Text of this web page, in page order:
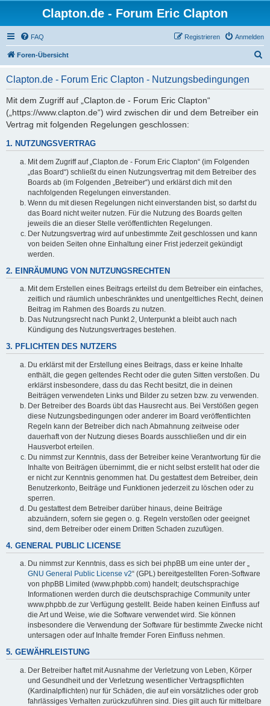
Clapton.de - Forum Eric Clapton
FAQ Anmelden
Registrieren
Foren-Übersicht
Clapton.de - Forum Eric Clapton - Nutzungsbedingungen
Mit dem Zugriff auf „Clapton.de - Forum Eric Clapton“
(„https://www.clapton.de“) wird zwischen dir und dem Betreiber ein
Vertrag mit folgenden Regelungen geschlossen:
1. NUTZUNGSVERTRAG
Mit dem Zugriff auf „Clapton.de - Forum Eric Clapton“ (im Folgenden
„das Board“) schließt du einen Nutzungsvertrag mit dem Betreiber des
Boards ab (im Folgenden „Betreiber“) und erklärst dich mit den
nachfolgenden Regelungen einverstanden.
Wenn du mit diesen Regelungen nicht einverstanden bist, so darfst du
das Board nicht weiter nutzen. Für die Nutzung des Boards gelten
jeweils die an dieser Stelle veröffentlichten Regelungen.
Der Nutzungsvertrag wird auf unbestimmte Zeit geschlossen und kann
von beiden Seiten ohne Einhaltung einer Frist jederzeit gekündigt
werden.
2. EINRÄUMUNG VON NUTZUNGSRECHTEN
Mit dem Erstellen eines Beitrags erteilst du dem Betreiber ein einfaches,
zeitlich und räumlich unbeschränktes und unentgeltliches Recht, deinen
Beitrag im Rahmen des Boards zu nutzen.
Das Nutzungsrecht nach Punkt 2, Unterpunkt a bleibt auch nach
Kündigung des Nutzungsvertrages bestehen.
3. PFLICHTEN DES NUTZERS
Du erklärst mit der Erstellung eines Beitrags, dass er keine Inhalte
enthält, die gegen geltendes Recht oder die guten Sitten verstoßen. Du
erklärst insbesondere, dass du das Recht besitzt, die in deinen
Beiträgen verwendeten Links und Bilder zu setzen bzw. zu verwenden.
Der Betreiber des Boards übt das Hausrecht aus. Bei Verstößen gegen
diese Nutzungsbedingungen oder anderer im Board veröffentlichten
Regeln kann der Betreiber dich nach Abmahnung zeitweise oder
dauerhaft von der Nutzung dieses Boards ausschließen und dir ein
Hausverbot erteilen.
Du nimmst zur Kenntnis, dass der Betreiber keine Verantwortung für die
Inhalte von Beiträgen übernimmt, die er nicht selbst erstellt hat oder die
er nicht zur Kenntnis genommen hat. Du gestattest dem Betreiber, dein
Benutzerkonto, Beiträge und Funktionen jederzeit zu löschen oder zu
sperren.
Du gestattest dem Betreiber darüber hinaus, deine Beiträge
abzuändern, sofern sie gegen o. g. Regeln verstoßen oder geeignet
sind, dem Betreiber oder einem Dritten Schaden zuzufügen.
4. GENERAL PUBLIC LICENSE
Du nimmst zur Kenntnis, dass es sich bei phpBB um eine unter der „
GNU General Public License v2“ (GPL) bereitgestellten Foren-Software
von phpBB Limited (www.phpbb.com) handelt; deutschsprachige
Informationen werden durch die deutschsprachige Community unter
www.phpbb.de zur Verfügung gestellt. Beide haben keinen Einfluss auf
die Art und Weise, wie die Software verwendet wird. Sie können
insbesondere die Verwendung der Software für bestimmte Zwecke nicht
untersagen oder auf Inhalte fremder Foren Einfluss nehmen.
5. GEWÄHRLEISTUNG
Der Betreiber haftet mit Ausnahme der Verletzung von Leben, Körper
und Gesundheit und der Verletzung wesentlicher Vertragspflichten
(Kardinalpflichten) nur für Schäden, die auf ein vorsätzliches oder grob
fahrlässiges Verhalten zurückzuführen sind. Dies gilt auch für mittelbare